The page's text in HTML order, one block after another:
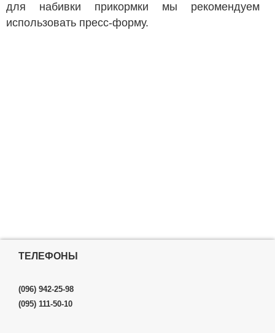
для набивки прикормки мы рекомендуем
использовать пресс-форму.
ТЕЛЕФОНЫ
(096) 942-25-98
(095) 111-50-10